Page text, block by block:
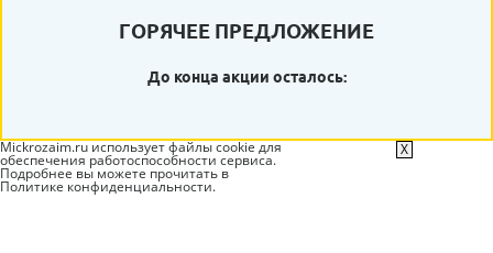
ГОРЯЧЕЕ ПРЕДЛОЖЕНИЕ
До конца акции осталось:
Mickrozaim.ru использует файлы cookie для
обеспечения работоспособности сервиса.
Подробнее вы можете прочитать в
Политике конфиденциальности.
X